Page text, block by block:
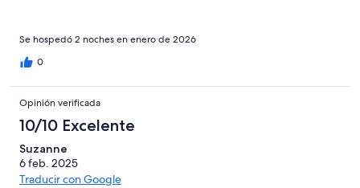
Se hospedó 2 noches en enero de 2026
0
Opinión verificada
10/10 Excelente
Suzanne
6 feb. 2025
Traducir con Google